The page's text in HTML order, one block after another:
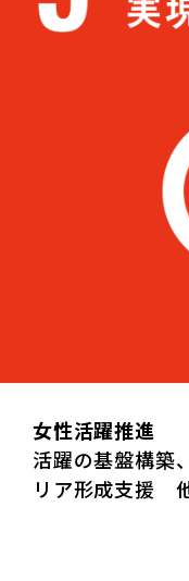
女性活躍推進
活躍の基盤構築
リア形成支援